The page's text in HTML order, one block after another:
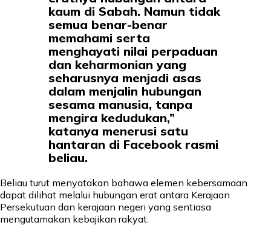
kaum di Sabah. Namun tidak
semua benar-benar
memahami serta
menghayati nilai perpaduan
dan keharmonian yang
seharusnya menjadi asas
dalam menjalin hubungan
sesama manusia, tanpa
mengira kedudukan,”
katanya menerusi satu
hantaran di Facebook rasmi
beliau.
Beliau turut menyatakan bahawa elemen kebersamaan
dapat dilihat melalui hubungan erat antara Kerajaan
Persekutuan dan kerajaan negeri yang sentiasa
mengutamakan kebajikan rakyat.